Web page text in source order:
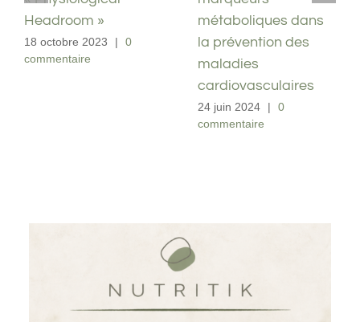
1 mars 2024 |
commentaire
Headroom »
18 octobre 2023 | 0
commentaire